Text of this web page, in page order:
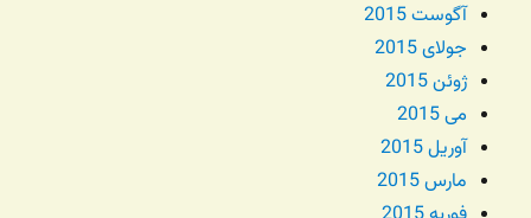
آگوست 2015
جولای 2015
ژوئن 2015
می 2015
آوریل 2015
مارس 2015